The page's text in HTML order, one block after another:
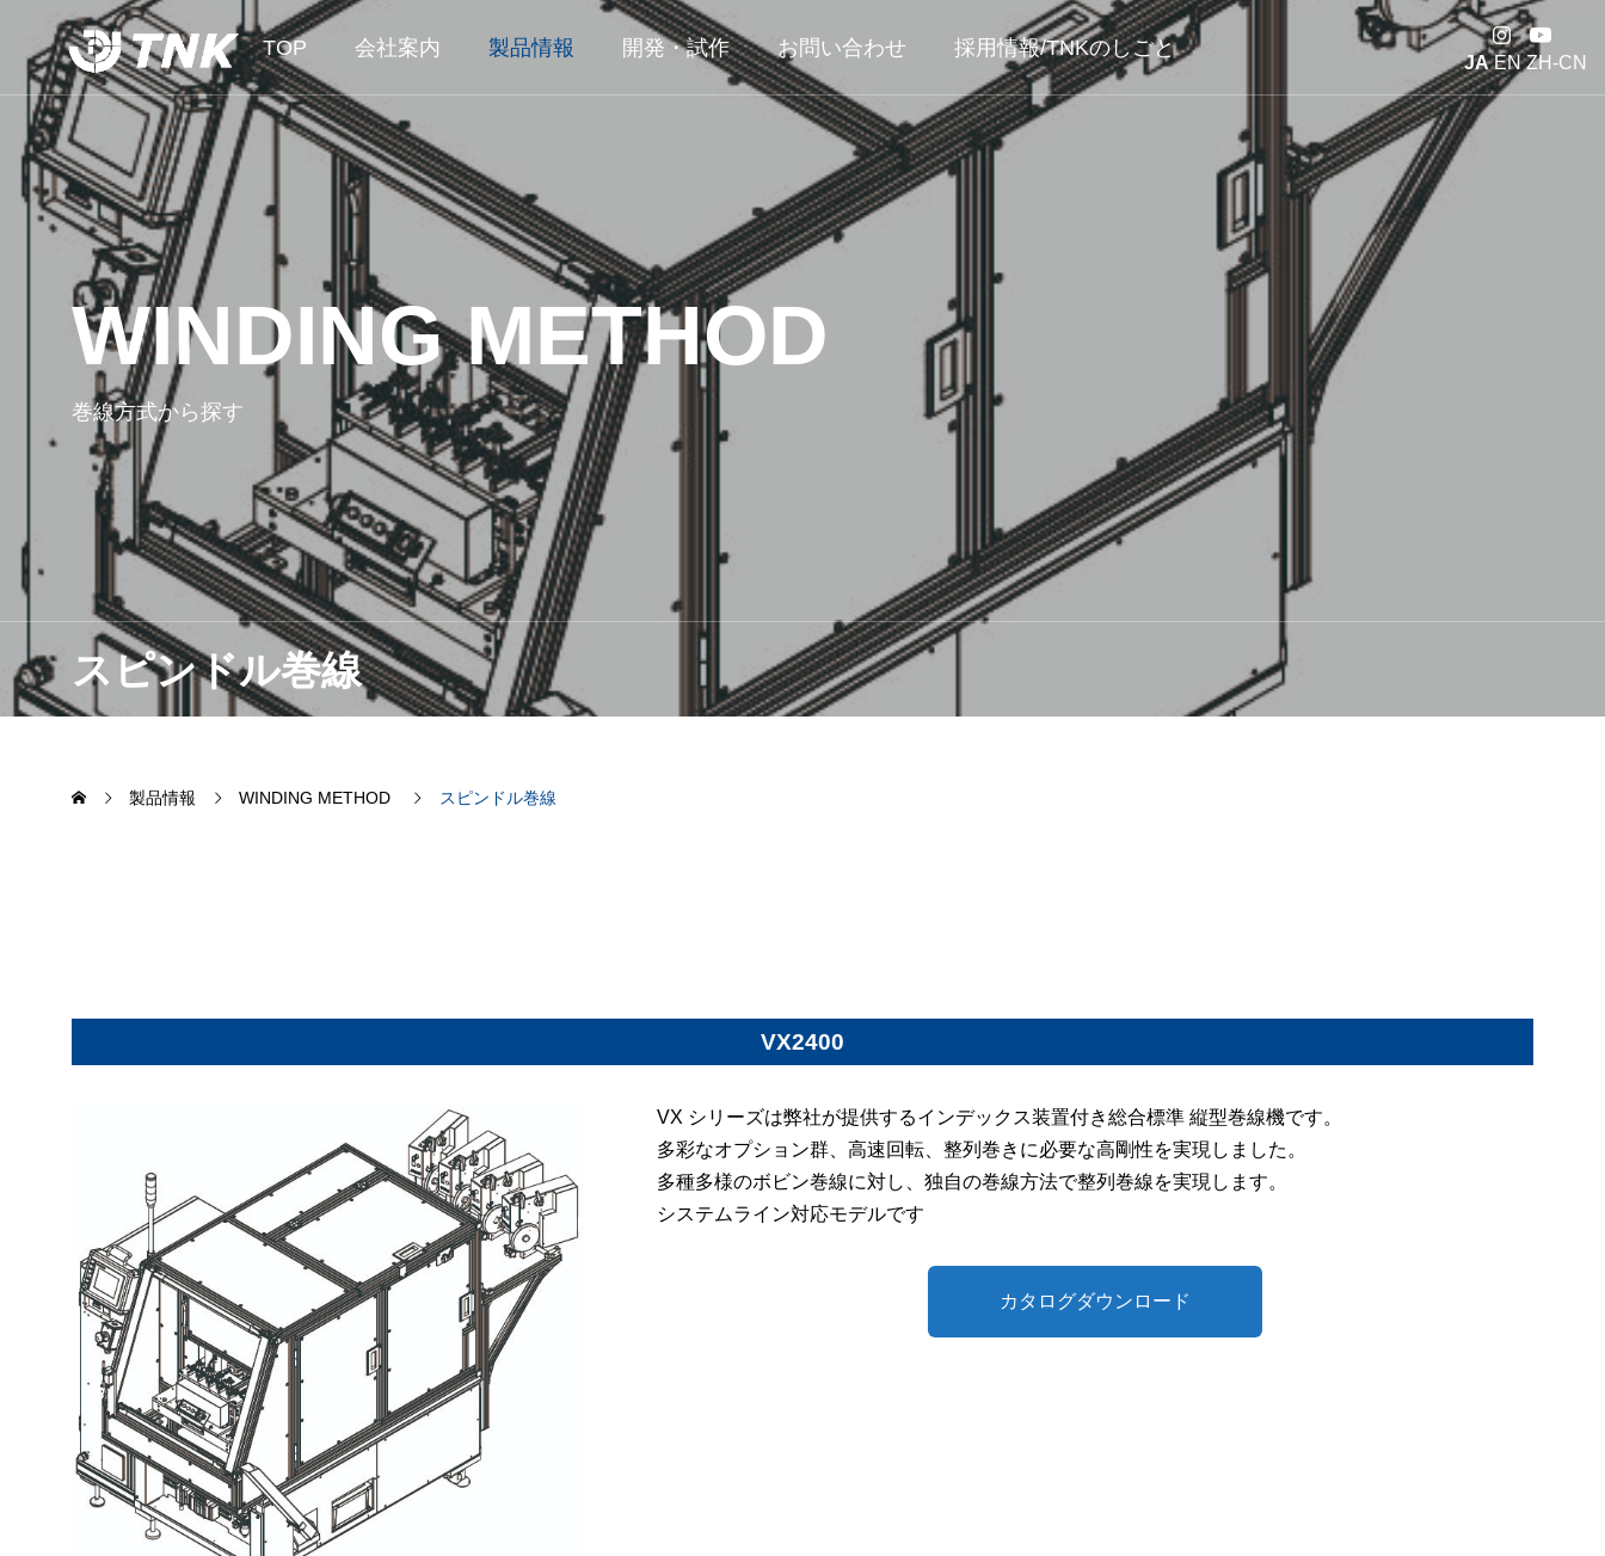
TOP 会社案内 製品情報 開発・試作 お問い合わせ 採用情報/TNKのしごと
スピンドル巻線
WINDING METHOD
巻線方式から探す
製品情報 WINDING METHOD スピンドル巻線
VX2400
VX シリーズは弊社が提供するインデックス装置付き総合標準 縦型巻線機です。
多彩なオプション群、高速回転、整列巻きに必要な高剛性を実現しました。
多種多様のボビン巻線に対し、独自の巻線方法で整列巻線を実現します。
システムライン対応モデルです
カタログダウンロード
JA EN ZH-CN